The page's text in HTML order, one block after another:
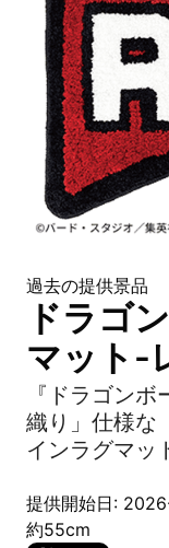
過去の提供景品
ドラゴ
マット-
『ドラゴン
織り」仕様な
インラグマッ
提供開始日:
約55cm